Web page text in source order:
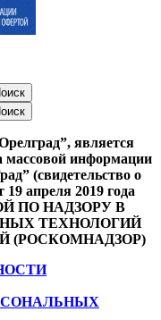
является
массовой информации
(свидетельство о
апреля 2019 года
ПО НАДЗОРУ В
ТЕХНОЛОГИЙ
(РОСКОМНАДЗОР)